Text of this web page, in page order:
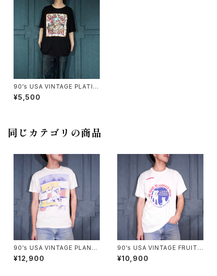
90's USA VINTAGE PLATIN
UM T’s PRINT DESIGN T S
HIRT/90年代アメリカ古着プリ
¥5,500
同じカテゴリの商品
90's USA VINTAGE PLAN-9
ART PRINT DESIGN T SHIR
T/90年代アメリカ古着アートプ
¥12,900
90's USA VINTAGE FRUIT
OF THE LOOM PETS MART
BE KIND TO ANIMALS WEE
¥10,900